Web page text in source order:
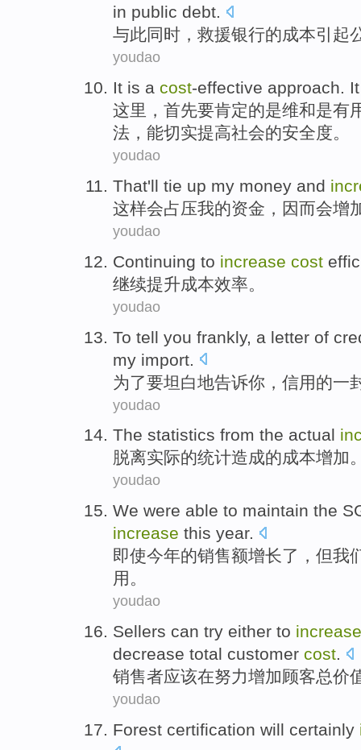
in public debt.
与此同时 ， 救援银行的成本引起
youdao
It is a cost-effective approach.
这里，首先要肯定的是维和是有
法 ，能切实提高社会的安全度。
youdao
That'll tie up my money and
这样会占压我的资金 ， 因而会增
youdao
Continuing to increase cost
继续提升成本效率。
youdao
To tell you frankly, a letter of
my import
为了要坦白地告诉你 ， 信用的一
youdao
The statistics from the actual
脱离实际的统计造成的成本增加
youdao
We were able to maintain the
increase this year.
即使今年的销售额增长了，但我
用 。
youdao
Sellers can try either to increase
decrease total customer cost.
销售者应该在努力增加顾客总价
youdao
Forest certification will certainly